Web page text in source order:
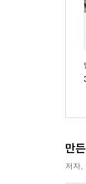
만
저자,